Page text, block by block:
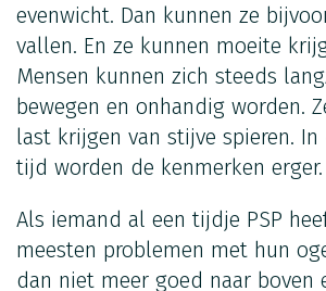
evenwicht. Dan kunnen ze
vallen. En ze kunnen moeite
Mensen kunnen zich steeds
bewegen en onhandig worden.
last krijgen van stijve spieren.
tijd worden de kenmerken erger.
Als iemand al een tijdje PSP
meesten problemen met hun
dan niet meer goed naar boven